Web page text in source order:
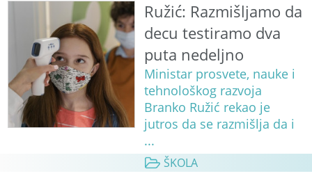
Ružić: Razmišljamo da
decu testiramo dva
puta nedeljno
Ministar prosvete, nauke i
tehnološkog razvoja
Branko Ružić rekao je
jutros da se razmišlja da i
...
ŠKOLA